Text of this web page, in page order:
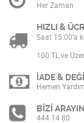
Her Zaman
HIZLI &
Saat 15:00’a
100 TL ve
İADE &
Hemen
BİZİ ARAYIN
444 14 80